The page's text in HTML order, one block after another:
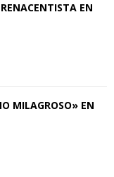
EN
MILAGROSO» EN